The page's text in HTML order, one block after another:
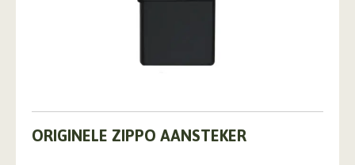
ORIGINELE ZIPPO AANSTEKER